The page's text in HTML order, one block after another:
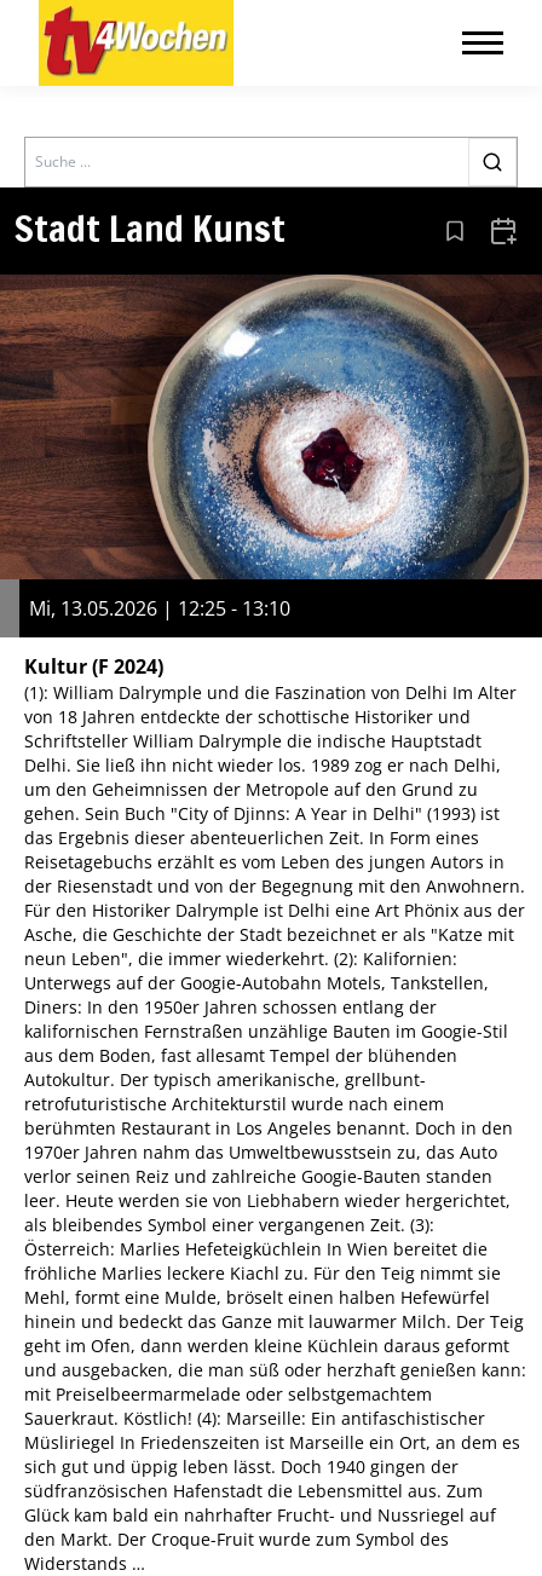
Search
Stadt Land Kunst Aus den
Mi, 13.05.2026 | 12:25 - 13:10
Kultur(F 2024)
(1): William Dalrymple und die Faszination von Delhi Im Alter
von 18 Jahren entdeckte der schottische Historiker und
Schriftsteller William Dalrymple die indische Hauptstadt
Delhi. Sie ließ ihn nicht wieder los. 1989 zog er nach Delhi,
um den Geheimnissen der Metropole auf den Grund zu
gehen. Sein Buch "City of Djinns: A Year in Delhi" (1993) ist
das Ergebnis dieser abenteuerlichen Zeit. In Form eines
Reisetagebuchs erzählt es vom Leben des jungen Autors in
der Riesenstadt und von der Begegnung mit den Anwohnern.
Für den Historiker Dalrymple ist Delhi eine Art Phönix aus der
Asche, die Geschichte der Stadt bezeichnet er als "Katze mit
neun Leben", die immer wiederkehrt. (2): Kalifornien:
Unterwegs auf der Googie-Autobahn Motels, Tankstellen,
Diners: In den 1950er Jahren schossen entlang der
kalifornischen Fernstraßen unzählige Bauten im Googie-Stil
aus dem Boden, fast allesamt Tempel der blühenden
Autokultur. Der typisch amerikanische, grellbunt-
retrofuturistische Architekturstil wurde nach einem
berühmten Restaurant in Los Angeles benannt. Doch in den
1970er Jahren nahm das Umweltbewusstsein zu, das Auto
verlor seinen Reiz und zahlreiche Googie-Bauten standen
leer. Heute werden sie von Liebhabern wieder hergerichtet,
als bleibendes Symbol einer vergangenen Zeit. (3):
Österreich: Marlies Hefeteigküchlein In Wien bereitet die
fröhliche Marlies leckere Kiachl zu. Für den Teig nimmt sie
Mehl, formt eine Mulde, bröselt einen halben Hefewürfel
hinein und bedeckt das Ganze mit lauwarmer Milch. Der Teig
geht im Ofen, dann werden kleine Küchlein daraus geformt
und ausgebacken, die man süß oder herzhaft genießen kann:
mit Preiselbeermarmelade oder selbstgemachtem
Sauerkraut. Köstlich! (4): Marseille: Ein antifaschistischer
Müsliriegel In Friedenszeiten ist Marseille ein Ort, an dem es
sich gut und üppig leben lässt. Doch 1940 gingen der
südfranzösischen Hafenstadt die Lebensmittel aus. Zum
Glück kam bald ein nahrhafter Frucht- und Nussriegel auf
den Markt. Der Croque-Fruit wurde zum Symbol des
Widerstands …